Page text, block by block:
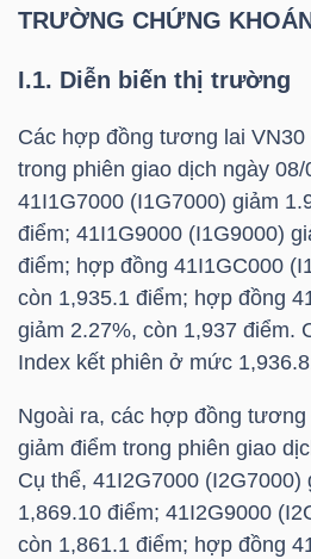
TRƯỜNG CHỨNG
I.1. Diễn biến thị trường
Các hợp đồng tương lai VN30
trong phiên giao dịch ngày
41I1G7000 (I1G7000) giảm
điểm; 41I1G9000 (I1G9000)
điểm; hợp đồng 41I1GC000
còn 1,935.1 điểm; hợp đồng
giảm 2.27%, còn 1,937 điểm.
Index kết phiên ở mức
Ngoài ra, các hợp đồng
giảm điểm trong phiên giao
Cụ thể, 41I2G7000 (I2G7000)
1,869.10 điểm; 41I2G9000
còn 1,861.1 điểm; hợp đồng
CHÍNH
HÓA
KINH
TẾ
THẾ
GIỚI